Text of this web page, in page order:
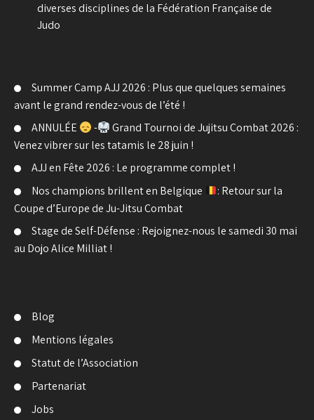
diverses disciplines de la Fédération Française de
Judo
Summer Camp AJJ 2026 : Plus que quelques semaines
avant le grand rendez-vous de l’été !
ANNULÉE
-
Grand Tournoi de Jujitsu Combat 2026 :
Venez vibrer sur les tatamis le 28 juin !
AJJ en Fête 2026 : Le programme complet !
Nos champions brillent en Belgique
: Retour sur la
Coupe d’Europe de Ju-Jitsu Combat
Stage de Self-Défense : Rejoignez-nous le samedi 30 mai
au Dojo Alice Milliat !
Blog
Mentions légales
Statut de l’Association
Partenariat
Jobs